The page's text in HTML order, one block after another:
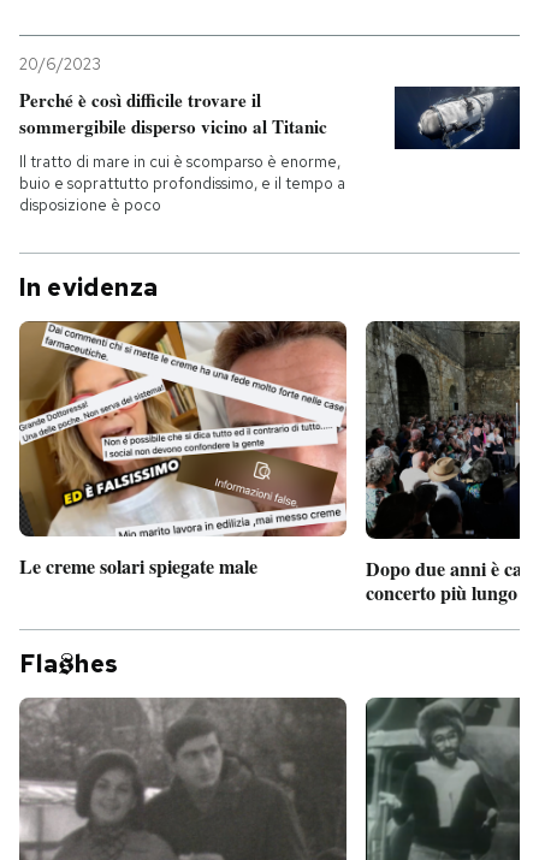
20/6/2023
Perché è così difficile trovare il
sommergibile disperso vicino al Titanic
Il tratto di mare in cui è scomparso è enorme,
buio e soprattutto profondissimo, e il tempo a
disposizione è poco
In evidenza
Le creme solari spiegate male
Dopo due anni è
concerto più lungo
Fla hes